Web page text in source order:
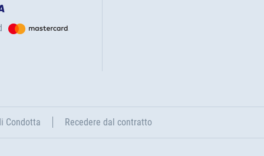
Condotta Recedere dal contratto